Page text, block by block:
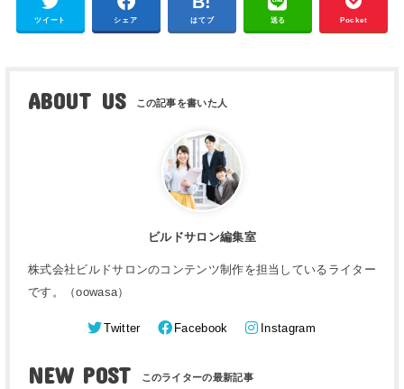
ツイート シェア はてブ 送る Pocket
ABOUT US
ビルドサロン編集室
株式会社ビルドサロンのコンテンツ制作を担当しているライター
です。（oowasa）
Twitter Facebook Instagram
NEW POST